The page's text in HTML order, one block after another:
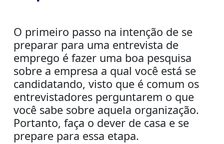
O primeiro passo na intenção de se
preparar para uma entrevista de
emprego é fazer uma boa pesquisa
sobre a empresa a qual você está se
candidatando, visto que é comum os
entrevistadores perguntarem o que
você sabe sobre aquela organização.
Portanto, faça o dever de casa e se
prepare para essa etapa.